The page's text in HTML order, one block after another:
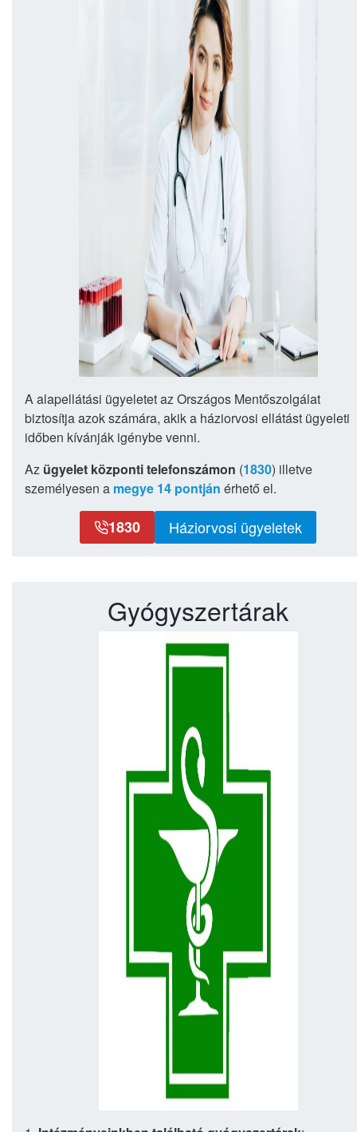
A alapellátási ügyeletet az Országos Mentőszolgálat
biztosítja azok számára, akik a háziorvosi ellátást ügyeleti
időben kívánják igénybe venni.
Az ügyelet központi telefonszámon (1830) illetve
személyesen a megye 14 pontján érhető el.
1830 Háziorvosi ügyeletek
Gyógyszertárak